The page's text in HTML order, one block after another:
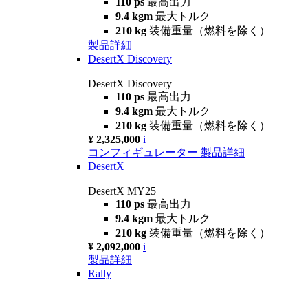
9.4 kgm 最大トルク
210 kg 装備重量（燃料を除く）
製品詳細
DesertX Discovery
DesertX Discovery
110 ps 最高出力
9.4 kgm 最大トルク
210 kg 装備重量（燃料を除く）
¥ 2,325,000 i
コンフィギュレーター 製品詳細
DesertX
DesertX MY25
110 ps 最高出力
9.4 kgm 最大トルク
210 kg 装備重量（燃料を除く）
¥ 2,092,000 i
製品詳細
Rally